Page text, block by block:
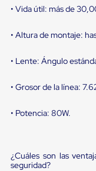
• Vida útil: más de
• Altura de montaje:
• Lente: Ángulo
• Grosor de la línea:
• Potencia: 80W.
¿Cuáles son las
seguridad?